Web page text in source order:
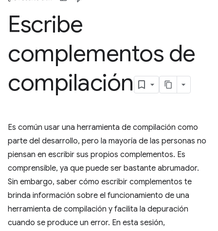
Escribe
complementos de
compilación
Es común usar una herramienta de compilación como
parte del desarrollo, pero la mayoría de las personas no
piensan en escribir sus propios complementos. Es
comprensible, ya que puede ser bastante abrumador.
Sin embargo, saber cómo escribir complementos te
brinda información sobre el funcionamiento de una
herramienta de compilación y facilita la depuración
cuando se produce un error. En esta sesión,